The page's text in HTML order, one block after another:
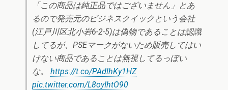
「この商品は純正品ではございません」とあ
るので発売元のビジネスクイックという会社
(江戸川区北小岩6-2-5)は偽物であることは認識
してるが、PSEマークがないため販売してはい
けない商品であることは無視してるっぽい
な。 https://t.co/PAdlhKy1HZ
pic.twitter.com/L8oyIhtO90